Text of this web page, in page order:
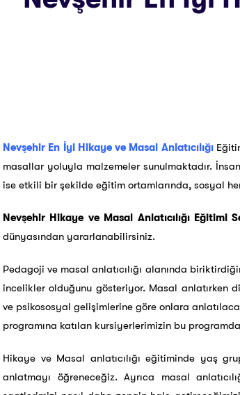
Nevşehir En İyi Hikaye ve Masal Anlatıcılığı
masallar yoluyla malzemeler sunulmaktadır.
ise etkili bir şekilde eğitim ortamlarında, sosyal
Nevşehir Hikaye ve Masal Anlatıcılığı Eğitimi
dünyasından yararlanabilirsiniz.
Pedagoji ve masal anlatıcılığı alanında
incelikler olduğunu gösteriyor. Masal anlatırken
ve psikososyal gelişimlerine göre onlara
programına katılan kursiyerlerimizin bu
Hikaye ve Masal anlatıcılığı eğitiminde yaş
anlatmayı öğreneceğiz. Ayrıca masal